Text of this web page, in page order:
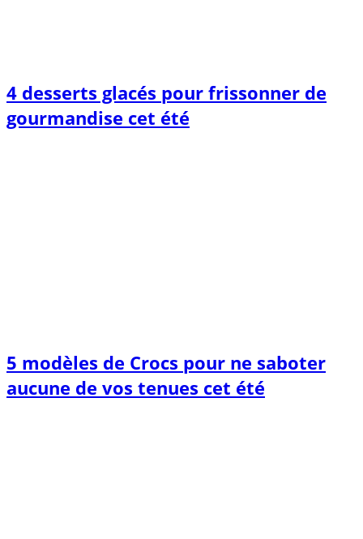
4 desserts glacés pour frissonner de
gourmandise cet été
5 modèles de Crocs pour ne saboter
aucune de vos tenues cet été